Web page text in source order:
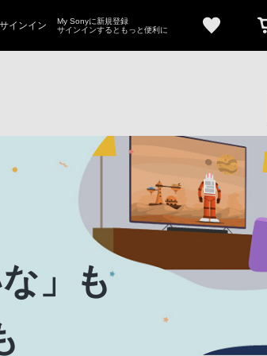
サインイン
My Sonyに新規登録
サインインするともっと便利に
」も